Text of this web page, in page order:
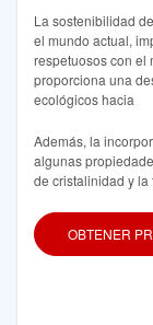
La sostenibilidad
el mundo actual,
respetuosos con el
proporciona una
ecológicos hacia
Además, la
algunas
de cristalinidad y la
OBTENER